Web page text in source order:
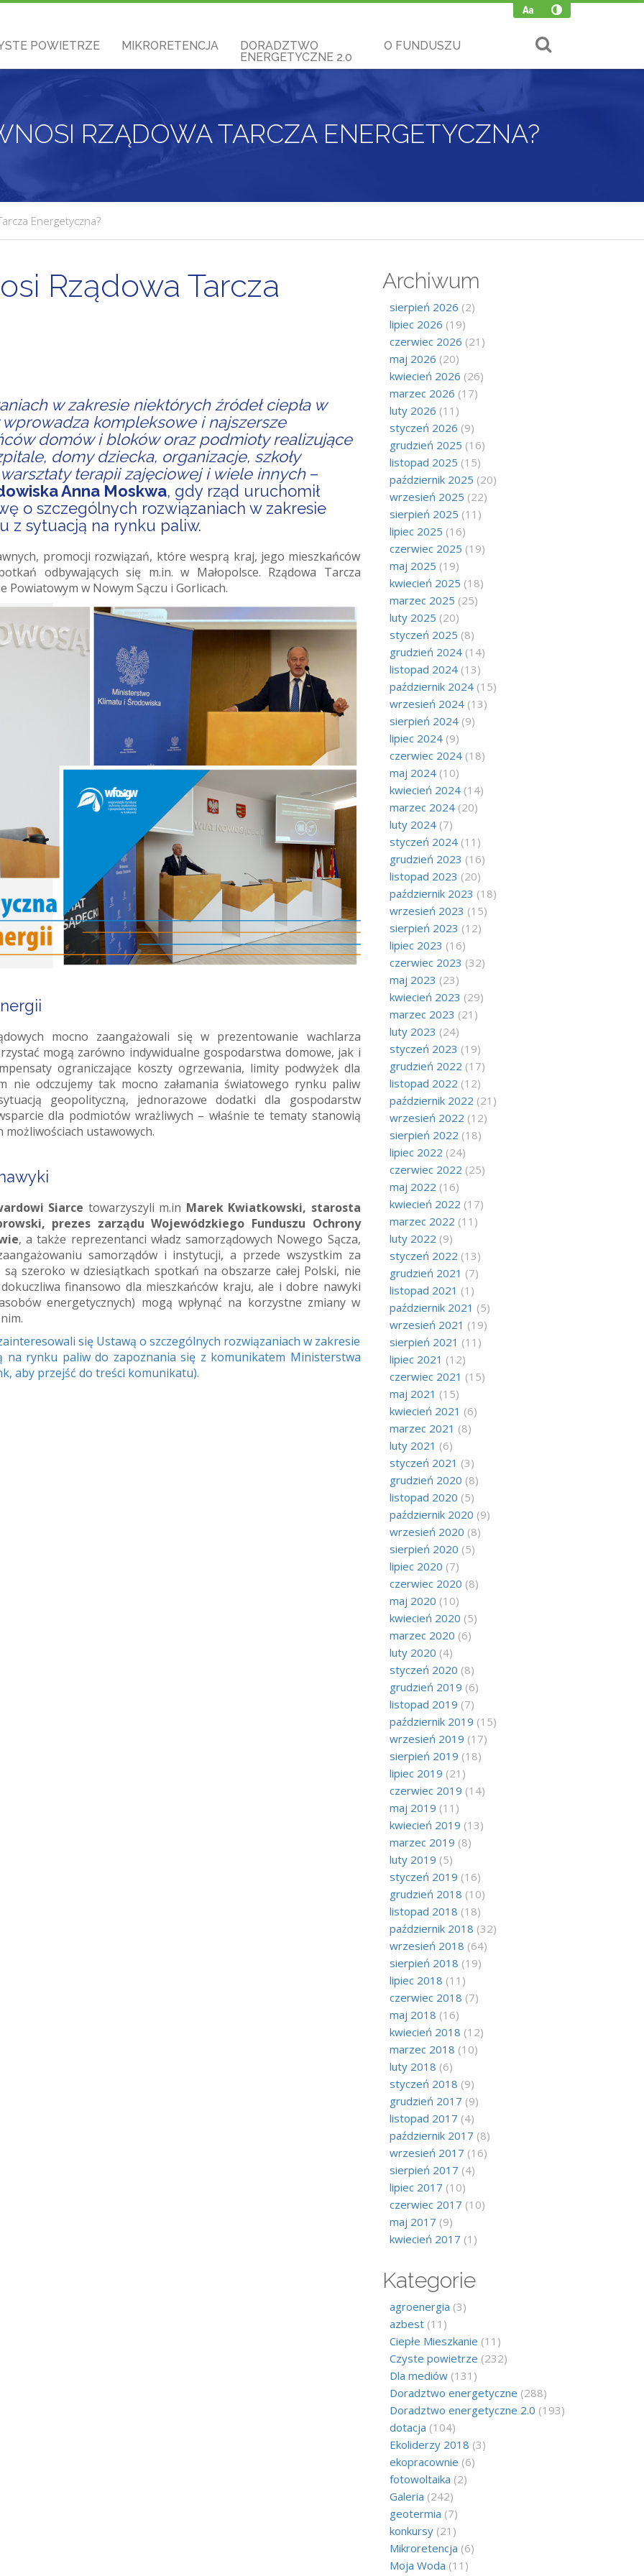
POWIETRZE MIKRORETENCJA
DORADZTWO
ENERGETYCZNE 2.0
O FUNDUSZU
RZĄDOWA TARCZA ENERGETYCZNA?
Energetyczna?
Rządowa Tarcza
w zakresie niektórych źródeł ciepła w
kompleksowe i najszersze
domów i bloków oraz podmioty realizujące
domy dziecka, organizacje, szkoły
terapii zajęciowej i wiele innych–
Anna Moskwa, gdy rząd uruchomił
o szczególnych rozwiązaniach w zakresie
z sytuacją na rynku paliw.
promocji rozwiązań, które wesprą kraj, jego mieszkańców
odbywających się m.in. w Małopolsce. Rządowa Tarcza
Powiatowym w Nowym Sączu i Gorlicach.
mocno zaangażowali się w prezentowanie wachlarza
mogą zarówno indywidualne gospodarstwa domowe, jak i
ograniczające koszty ogrzewania, limity podwyżek dla
nie odczujemy tak mocno załamania światowego rynku paliw
geopolityczną, jednorazowe dodatki dla gospodarstw
dla podmiotów wrażliwych – właśnie te tematy stanowią
ustawowych.
Siarce towarzyszyli m.in Marek Kwiatkowski, starosta
prezes zarządu Wojewódzkiego Funduszu Ochrony
, a także reprezentanci władz samorządowych Nowego Sącza,
samorządów i instytucji, a przede wszystkim za
szeroko w dziesiątkach spotkań na obszarze całej Polski, nie
finansowo dla mieszkańców kraju, ale i dobre nawyki
energetycznych) mogą wpłynąć na korzystne zmiany w
się Ustawą o szczególnych rozwiązaniach w zakresie
na rynku paliw do zapoznania się z komunikatem Ministerstwa
aby przejść do treści komunikatu).
Archiwum
sierpień 2026 (2)
lipiec 2026 (19)
czerwiec 2026 (21)
maj 2026 (20)
kwiecień 2026 (26)
marzec 2026 (17)
luty 2026 (11)
styczeń 2026 (9)
grudzień 2025 (16)
listopad 2025 (15)
październik 2025 (20)
wrzesień 2025 (22)
sierpień 2025 (11)
lipiec 2025 (16)
czerwiec 2025 (19)
maj 2025 (19)
kwiecień 2025 (18)
marzec 2025 (25)
luty 2025 (20)
styczeń 2025 (8)
grudzień 2024(14)
listopad 2024(13)
październik 2024(15)
wrzesień 2024(13)
sierpień 2024(9)
lipiec 2024(9)
czerwiec 2024(18)
maj 2024(10)
kwiecień 2024(14)
marzec 2024(20)
luty 2024(7)
styczeń 2024(11)
grudzień 2023 (16)
listopad 2023 (20)
październik 2023 (18)
wrzesień 2023 (15)
sierpień 2023 (12)
lipiec 2023 (16)
czerwiec 2023 (32)
maj 2023 (23)
kwiecień 2023 (29)
marzec 2023 (21)
luty 2023 (24)
styczeń 2023 (19)
grudzień 2022 (17)
listopad 2022 (12)
październik 2022 (21)
wrzesień 2022 (12)
sierpień 2022 (18)
lipiec 2022 (24)
czerwiec 2022 (25)
maj 2022 (16)
kwiecień 2022 (17)
marzec 2022 (11)
luty 2022 (9)
styczeń 2022 (13)
grudzień 2021 (7)
listopad 2021 (1)
październik 2021 (5)
wrzesień 2021 (19)
sierpień 2021 (11)
lipiec 2021 (12)
czerwiec 2021 (15)
maj 2021 (15)
kwiecień 2021 (6)
marzec 2021 (8)
luty 2021 (6)
styczeń 2021 (3)
grudzień 2020 (8)
listopad 2020 (5)
październik 2020 (9)
wrzesień 2020 (8)
sierpień 2020 (5)
lipiec 2020 (7)
czerwiec 2020 (8)
maj 2020 (10)
kwiecień 2020 (5)
marzec 2020 (6)
luty 2020 (4)
styczeń 2020 (8)
grudzień 2019 (6)
listopad 2019 (7)
październik 2019 (15)
wrzesień 2019 (17)
sierpień 2019 (18)
lipiec 2019 (21)
czerwiec 2019 (14)
maj 2019 (11)
kwiecień 2019 (13)
marzec 2019 (8)
luty 2019 (5)
styczeń 2019 (16)
grudzień 2018 (10)
listopad 2018 (18)
październik 2018 (32)
wrzesień 2018 (64)
sierpień 2018 (19)
lipiec 2018 (11)
czerwiec 2018 (7)
maj 2018 (16)
kwiecień 2018 (12)
marzec 2018 (10)
luty 2018 (6)
styczeń 2018 (9)
grudzień 2017 (9)
listopad 2017 (4)
październik 2017 (8)
wrzesień 2017 (16)
sierpień 2017 (4)
lipiec 2017 (10)
czerwiec 2017 (10)
maj 2017 (9)
kwiecień 2017 (1)
Kategorie
agroenergia (3)
azbest(11)
Ciepłe Mieszkanie (11)
Czyste powietrze (232)
Dla mediów(131)
Doradztwo energetyczne (288)
Doradztwo energetyczne 2.0 (193)
dotacja (104)
Ekoliderzy 2018 (3)
ekopracownie (6)
fotowoltaika (2)
Galeria (242)
geotermia (7)
konkursy(21)
Mikroretencja (6)
Moja Woda (11)